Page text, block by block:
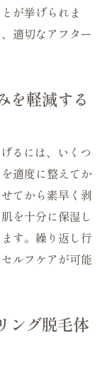
が挙げられま
適切なアフター
を軽減する
るには、いくつ
適度に整えてか
てから素早く剥
を十分に保湿し
す。繰り返し行
ルフケアが可能
ング脱毛体